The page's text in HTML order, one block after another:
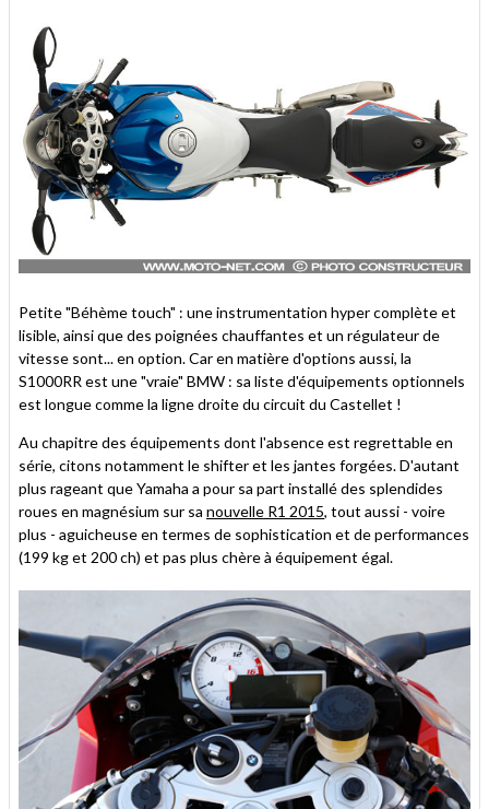
Petite "Béhème touch" : une instrumentation hyper complète et
lisible, ainsi que des poignées chauffantes et un régulateur de
vitesse sont... en option. Car en matière d'options aussi, la
S1000RR est une "vraie" BMW : sa liste d'équipements optionnels
est longue comme la ligne droite du circuit du Castellet !
Au chapitre des équipements dont l'absence est regrettable en
série, citons notamment le shifter et les jantes forgées. D'autant
plus rageant que Yamaha a pour sa part installé des splendides
roues en magnésium sur sa nouvelle R1 2015, tout aussi - voire
plus - aguicheuse en termes de sophistication et de performances
(199 kg et 200 ch) et pas plus chère à équipement égal.